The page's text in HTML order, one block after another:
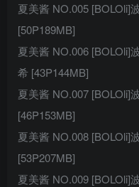
夏美酱 NO.005 [BOLOli]
[50P189MB]
夏美酱 NO.006 [BOLOli]
希 [43P144MB]
夏美酱 NO.007 [BOLOli]
[46P153MB]
夏美酱 NO.008 [BOLOli]
[53P207MB]
夏美酱 NO.009 [BOLOli]